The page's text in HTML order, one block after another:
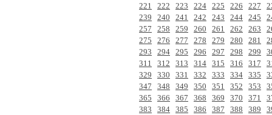
221
222 223 224 225 226 227
239
240 241 242 243 244 245
257
258 259 260 261 262 263
275
276 277 278 279 280 281
293
294 295 296 297 298 299
311
312 313 314 315 316 317
329
330 331 332 333 334 335
347
348 349 350 351 352 353
365
366 367 368 369 370 371
383
384 385 386 387 388 389